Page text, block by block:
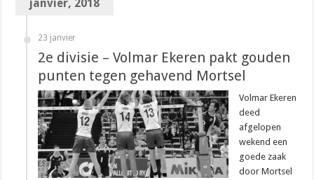
janvier, 2018
23 janvier
2e divisie – Volmar Ekeren pakt gouden
punten tegen gehavend Mortsel
Volmar Ekeren
deed
afgelopen
wekend een
goede zaak
door Mortsel